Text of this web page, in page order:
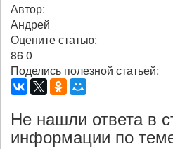
Автор:
Андрей
Оцените статью:
860
Поделись полезной статьей:
Не нашли ответа в
информации по